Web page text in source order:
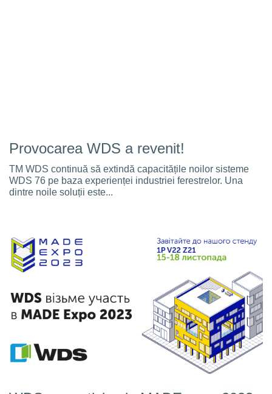
Provocarea WDS a revenit!
TM WDS continuă să extindă capacitățile noilor sisteme
WDS 76 pe baza experienței industriei ferestrelor. Una
dintre noile soluții este...